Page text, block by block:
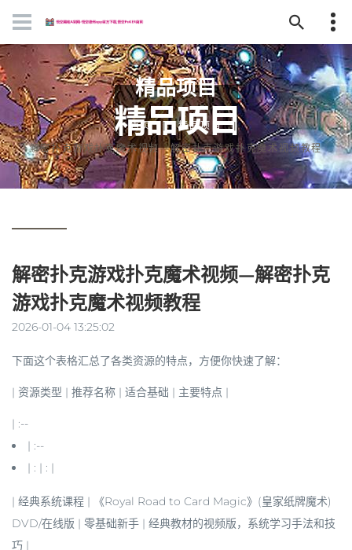
精品项目
首页
精品项目
解密扑克游戏扑克魔术视频—解密扑克游戏扑克魔术视频教程
解密扑克游戏扑克魔术视频—解密扑克
游戏扑克魔术视频教程
2026-01-04 13:25:02
下面这个表格汇总了各类资源的特点，方便你快速了解：
| 资源类型 | 推荐名称 | 适合基础 | 主要特点 |
| :--
| :--
| : | : |
| 经典系统课程 | 《Royal Road to Card Magic》(皇家纸牌魔术)
DVD/在线版 | 零基础新手 | 经典教材的视频版，系统学习手法和技
巧 |